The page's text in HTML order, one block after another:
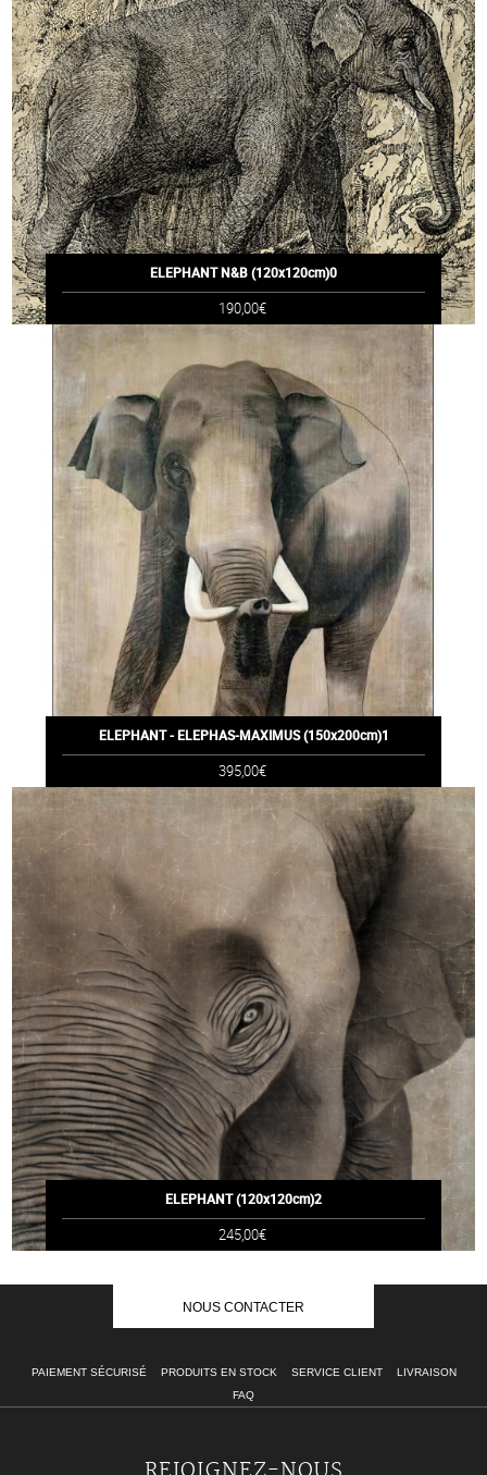
ELEPHANT N&B (120x120cm)0
190,00€
ELEPHANT - ELEPHAS-MAXIMUS (150x200cm)1
395,00€
ELEPHANT (120x120cm)2
245,00€
NOUS CONTACTER
PAIEMENT SÉCURISÉ PRODUITS EN STOCK SERVICE CLIENT
LIVRAISON
FAQ